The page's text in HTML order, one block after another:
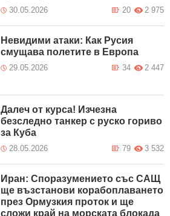
30.05.2026 2 975
20
Невидими атаки: Как Русия
смущава полетите в Европа
29.05.2026 2 447
34
Далеч от курса! Изчезна
безследно танкер с руско гориво
за Куба
28.05.2026 3 532
79
Иран: Споразумението със САЩ
ще възстанови корабоплаването
през Ормузкия проток и ще
сложи край на морската блокада